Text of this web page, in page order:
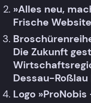
»Alles neu,
Frische
Die Zukunft
Dessau-
Logo